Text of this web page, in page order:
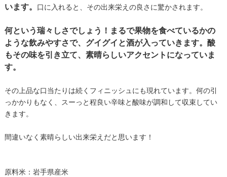
います。 口に入れると、その出来栄えの良さに驚かされます。
何という瑞々しさでしょう！まるで果物を食べているかの
ような飲みやすさで、グイグイと酒が入っていきます。酸
もその味を引き立て、素晴らしいアクセントになっていま
す。
その上品な口当たりは続くフィニッシュにも現れています。何の引
っかかりもなく、スーっと程良い辛味と酸味が調和して収束してい
きます。
間違いなく素晴らしい出来栄えだと思います！
原料米：岩手県産米